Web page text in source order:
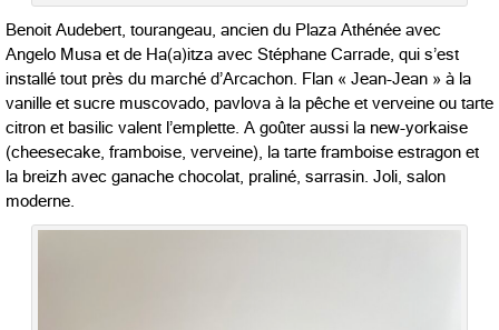
Benoit Audebert, tourangeau, ancien du Plaza Athénée avec
Angelo Musa et de Ha(a)itza avec Stéphane Carrade, qui s’est
installé tout près du marché d’Arcachon. Flan « Jean-Jean » à la
vanille et sucre muscovado, pavlova à la pêche et verveine ou tarte
citron et basilic valent l’emplette. A goûter aussi la new-yorkaise
(cheesecake, framboise, verveine), la tarte framboise estragon et
la breizh avec ganache chocolat, praliné, sarrasin. Joli, salon
moderne.